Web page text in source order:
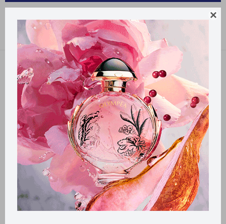

Filtrando por: Domper
LlegaHOY